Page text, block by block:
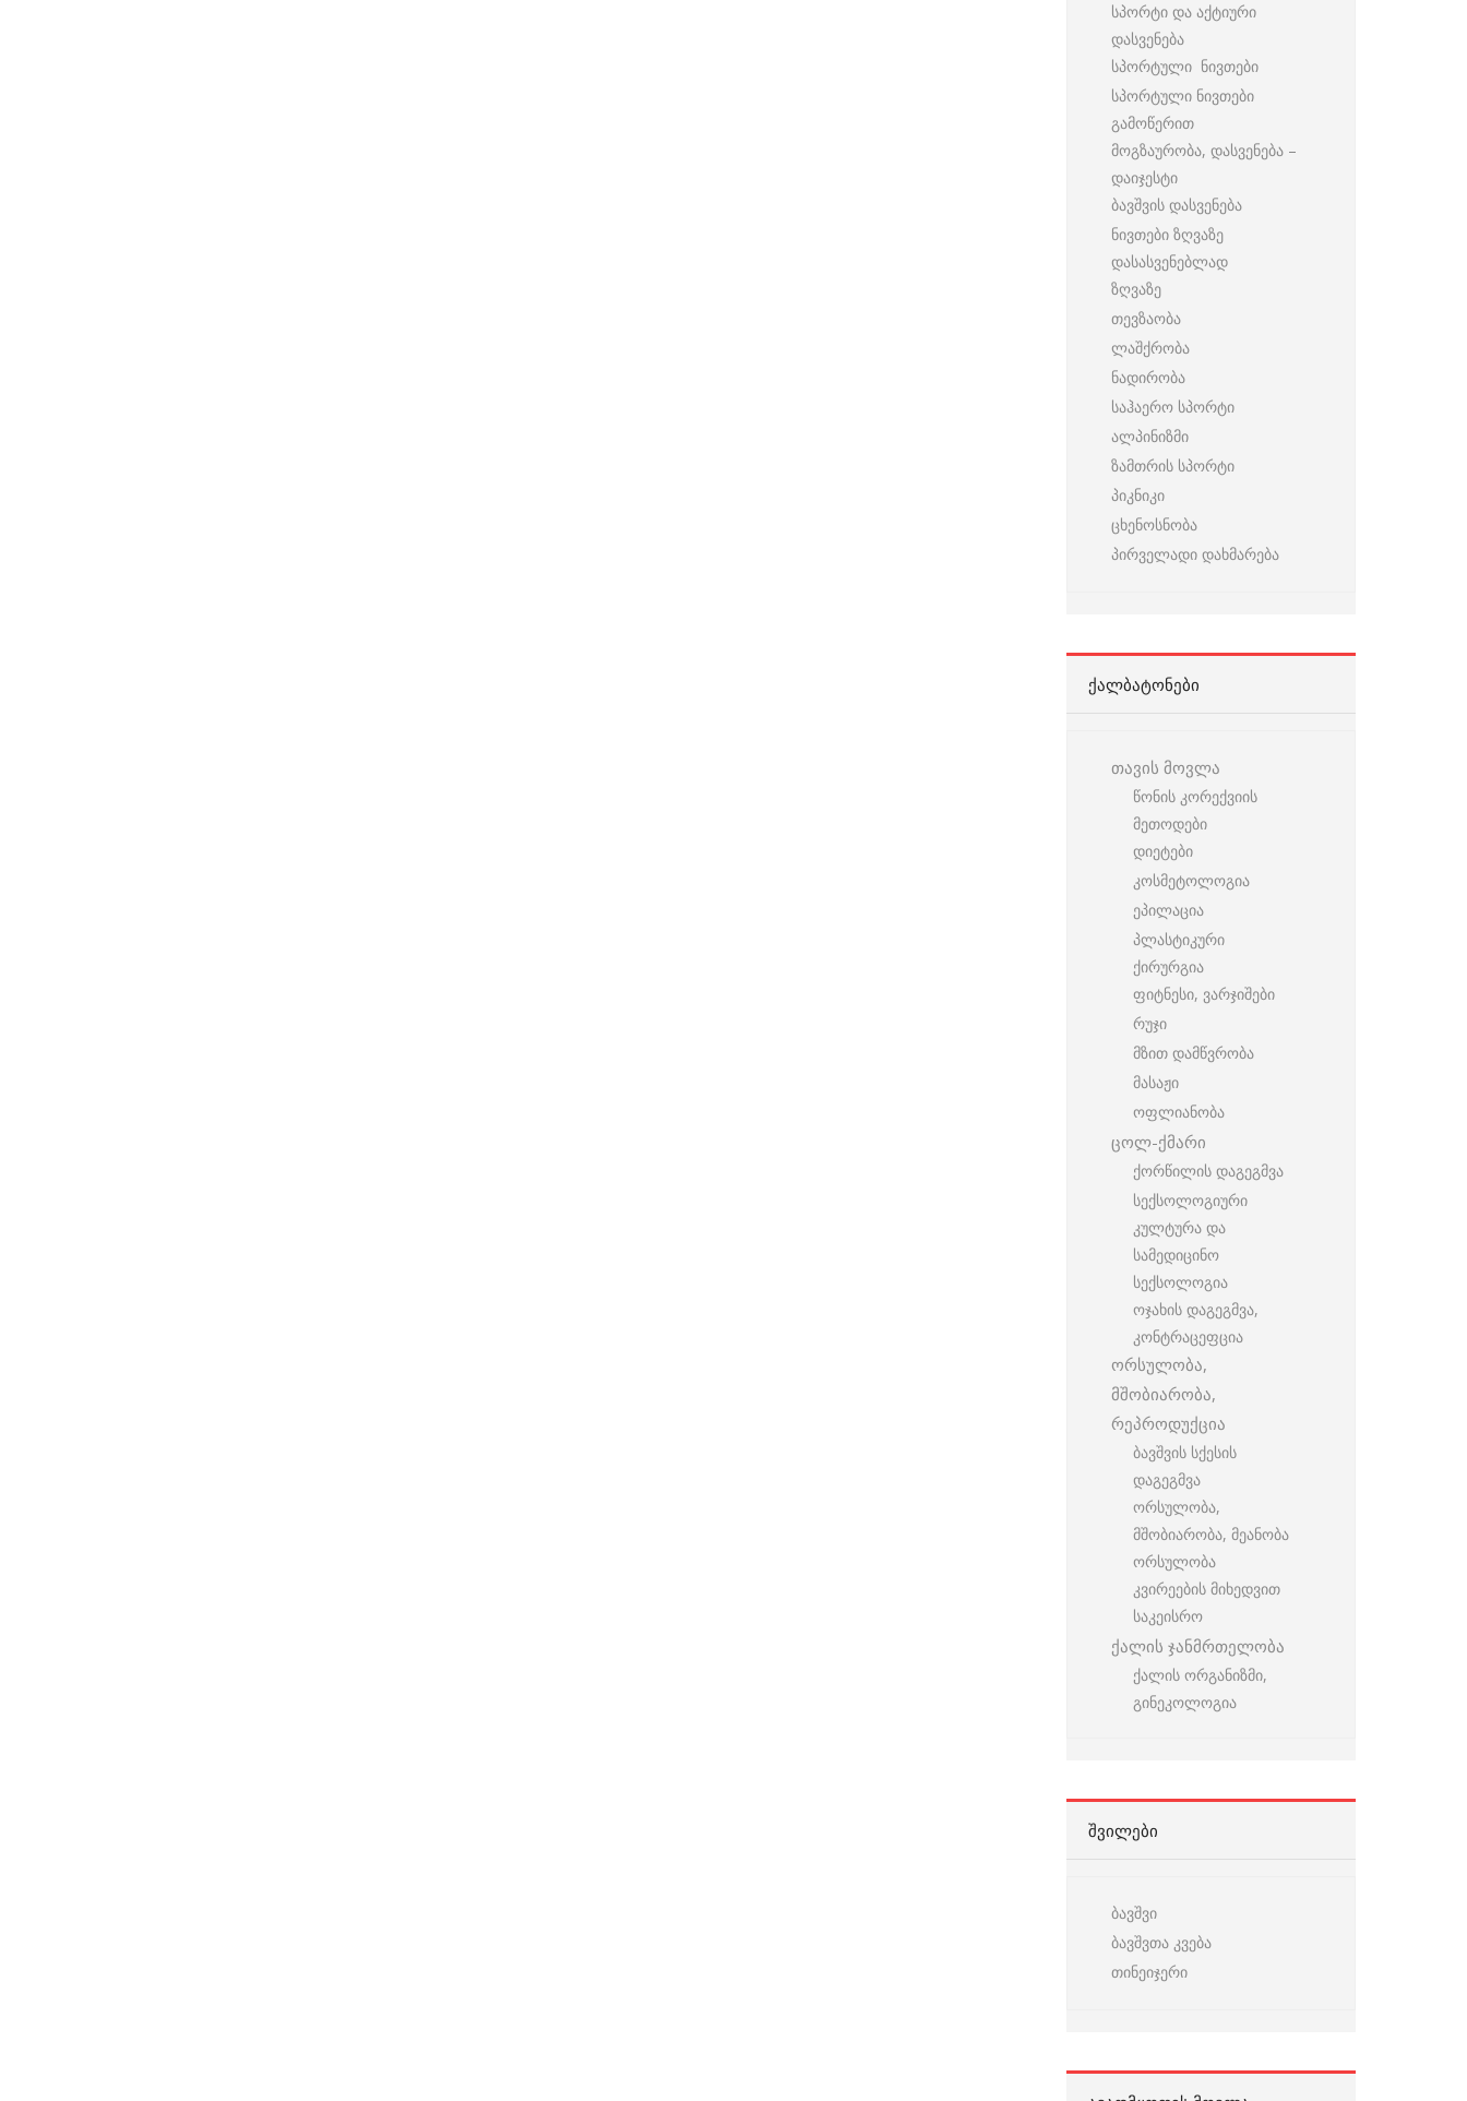
სპორტი და აქტიური
დასვენება
სპორტული ნივთები
სპორტული ნივთები
გამოწერით
მოგზაურობა, დასვენება –
დაიჯესტი
ბავშვის დასვენება
ნივთები ზღვაზე
დასასვენებლად
ზღვაზე
თევზაობა
ლაშქრობა
ნადირობა
საჰაერო სპორტი
ალპინიზმი
ზამთრის სპორტი
პიკნიკი
ცხენოსნობა
პირველადი დახმარება
ᲥᲐᲚᲑᲐᲢᲝᲜᲔᲑᲘ
თავის მოვლა
წონის კორექვიის
მეთოდები
დიეტები
კოსმეტოლოგია
ეპილაცია
პლასტიკური
ქირურგია
ფიტნესი, ვარჯიშები
რუჯი
მზით დამწვრობა
მასაჟი
ოფლიანობა
ცოლ-ქმარი
ქორწილის დაგეგმვა
სექსოლოგიური
კულტურა და
სამედიცინო
სექსოლოგია
ოჯახის დაგეგმვა,
კონტრაცეფცია
ორსულობა,
მშობიარობა,
რეპროდუქცია
ბავშვის სქესის
დაგეგმვა
ორსულობა,
მშობიარობა, მეანობა
ორსულობა
კვირეების მიხედვით
საკეისრო
ქალის ჯანმრთელობა
ქალის ორგანიზმი,
გინეკოლოგია
ᲨᲕᲘᲚᲔᲑᲘ
ბავშვი
ბავშვთა კვება
თინეიჯერი